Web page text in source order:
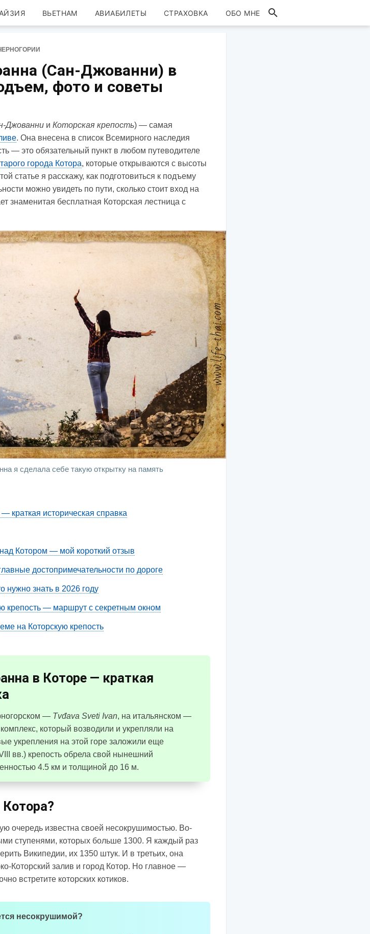
ВЬЕТНАМ АВИАБИЛЕТЫ СТРАХОВКА ОБО МНЕ
(Сан-Джованни) в
фото и советы
Джованни иКоторская крепость) — самая
. Она внесена в список Всемирного наследия
— это обязательный пункт в любом путеводителе
города Котора, которые открываются с высоты
статье я расскажу, как подготовиться к подъему
можно увидеть по пути, сколько стоит вход на
знаменитая бесплатная Которская лестница с
я сделала себе такую открытку на память
краткая историческая справка
Котором — мой короткий отзыв
достопримечательности по дороге
нужно знать в 2026 году
крепость — маршрут с секретным окном
на Которскую крепость
в Которе — краткая
— Tvđava Sveti Ivan, на итальянском —
который возводили и укрепляли на
укрепления на этой горе заложили еще
вв.) крепость обрела свой нынешний
4.5 км и толщиной до 16 м.
очередь известна своей несокрушимостью. Во-
ступенями, которых больше 1300. Я каждый раз
Википедии, их 1350 штук. И в третьих, она
Которский залив и город Котор. Но главное —
встретите которских котиков.
несокрушимой?